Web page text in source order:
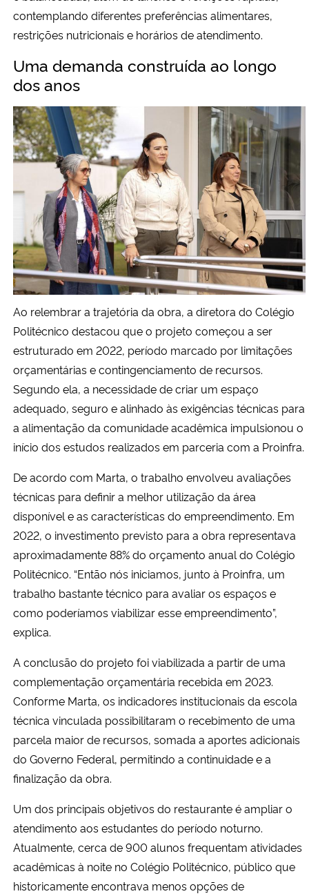
contemplando diferentes preferências alimentares,
restrições nutricionais e horários de atendimento.
Uma demanda construída ao longo
dos anos
Ao relembrar a trajetória da obra, a diretora do Colégio
Politécnico destacou que o projeto começou a ser
estruturado em 2022, período marcado por limitações
orçamentárias e contingenciamento de recursos.
Segundo ela, a necessidade de criar um espaço
adequado, seguro e alinhado às exigências técnicas para
a alimentação da comunidade acadêmica impulsionou o
início dos estudos realizados em parceria com a Proinfra.
De acordo com Marta, o trabalho envolveu avaliações
técnicas para definir a melhor utilização da área
disponível e as características do empreendimento. Em
2022, o investimento previsto para a obra representava
aproximadamente 88% do orçamento anual do Colégio
Politécnico. “Então nós iniciamos, junto à Proinfra, um
trabalho bastante técnico para avaliar os espaços e
como poderíamos viabilizar esse empreendimento”,
explica.
A conclusão do projeto foi viabilizada a partir de uma
complementação orçamentária recebida em 2023.
Conforme Marta, os indicadores institucionais da escola
técnica vinculada possibilitaram o recebimento de uma
parcela maior de recursos, somada a aportes adicionais
do Governo Federal, permitindo a continuidade e a
finalização da obra.
Um dos principais objetivos do restaurante é ampliar o
atendimento aos estudantes do período noturno.
Atualmente, cerca de 900 alunos frequentam atividades
acadêmicas à noite no Colégio Politécnico, público que
historicamente encontrava menos opções de